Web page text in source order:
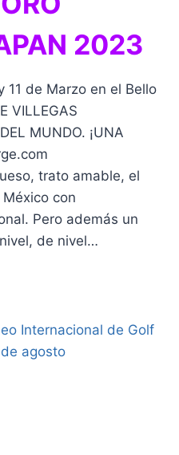
2023
11 de Marzo en el Bello
MUNDO. ¡UNA
trato amable, el
con
Pero además un
de nivel…